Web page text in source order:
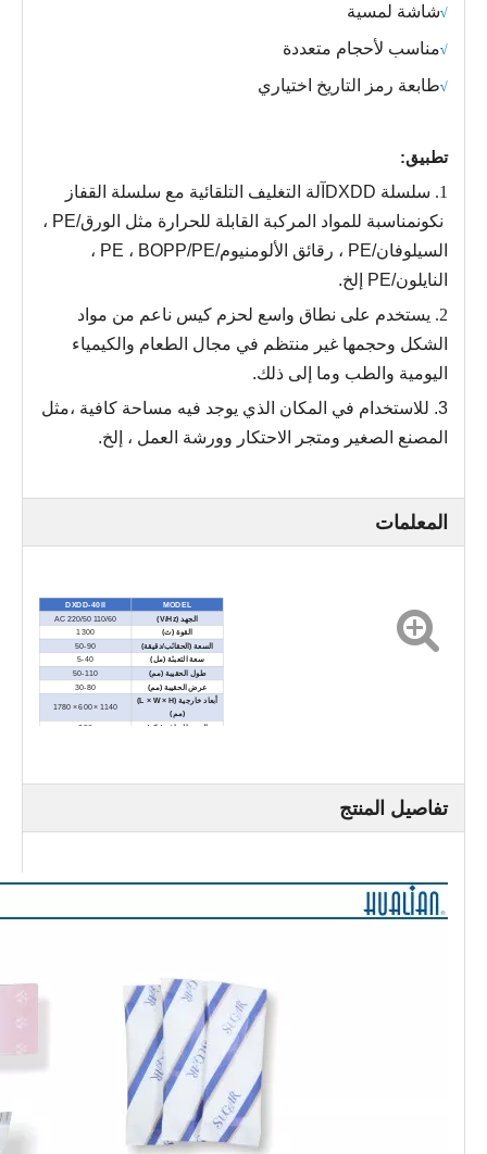
√شاشة لمسية
√مناسب لأحجام متعددة
√طابعة رمز التاريخ اختياري
تطبيق:
1. سلسلة DXDD
آلة التغليف التلقائية مع سلسلة القفاز
نكون
مناسبة للمواد المركبة القابلة للحرارة مثل الورق/PE ،
السيلوفان/PE ، رقائق الألومنيوم/PE ، BOPP/PE ،
النايلون/PE إلخ.
2. يستخدم على نطاق واسع لحزم كيس ناعم من مواد
الشكل وحجمها غير منتظم في مجال الطعام والكيمياء
اليومية والطب وما إلى ذلك.
3. للاستخدام في المكان الذي يوجد فيه مساحة كافية ،مثل
المصنع الصغير ومتجر الاحتكار وورشة العمل ، إلخ.
المعلمات
MODEL
DXDD-40 II
الجهد (V/Hz)
AC 220/50 110/60
القوة (ث)
1300
السعة (الحقائب/دقيقة)
50-90
سعة التعبئة (مل)
5-40
طول الحقيبة (مم)
50-110
عرض الحقيبة (مم)
30-80
أبعاد خارجية (L × W × H)
(مم)
1140 × 600 × 1780
الوزن الصافي / كغ) 350
تفاصيل المنتج